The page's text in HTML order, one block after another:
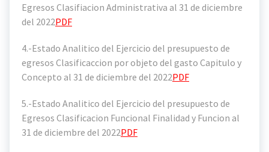
Egresos Clasifiacion Administrativa al 31 de diciembre
del 2022PDF
4.-Estado Analitico del Ejercicio del presupuesto de
egresos Clasificaccion por objeto del gasto Capitulo y
Concepto al 31 de diciembre del 2022PDF
5.-Estado Analitico del Ejercicio del presupuesto de
Egresos Clasificacion Funcional Finalidad y Funcion al
31 de diciembre del 2022PDF